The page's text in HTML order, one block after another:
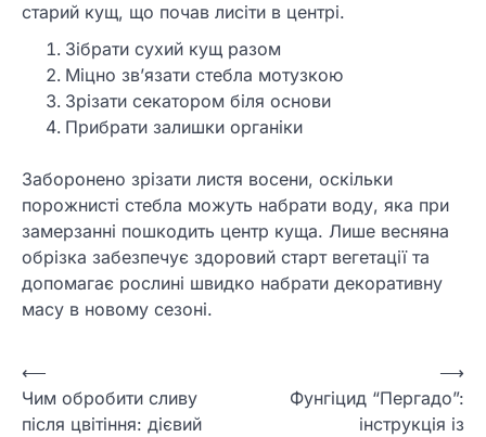
старий кущ, що почав лисіти в центрі.
Зібрати сухий кущ разом
Міцно зв’язати стебла мотузкою
Зрізати секатором біля основи
Прибрати залишки органіки
Заборонено зрізати листя восени, оскільки
порожнисті стебла можуть набрати воду, яка при
замерзанні пошкодить центр куща. Лише весняна
обрізка забезпечує здоровий старт вегетації та
допомагає рослині швидко набрати декоративну
масу в новому сезоні.
Навігація
записів
⟵
Чим обробити сливу
після цвітіння: дієвий
Фунгіцид “Пергадо”:
інструкція із
⟶